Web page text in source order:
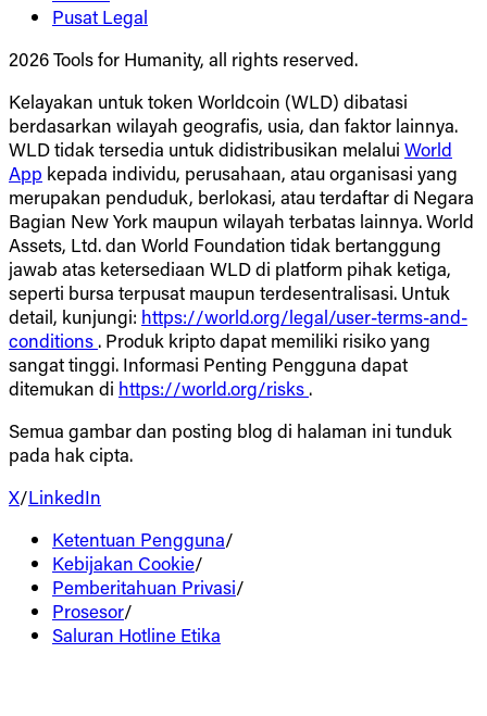
Pusat Legal
2026 Tools for Humanity, all rights reserved.
Kelayakan untuk token Worldcoin (WLD) dibatasi
berdasarkan wilayah geografis, usia, dan faktor lainnya.
WLD tidak tersedia untuk didistribusikan melalui World
App kepada individu, perusahaan, atau organisasi yang
merupakan penduduk, berlokasi, atau terdaftar di Negara
Bagian New York maupun wilayah terbatas lainnya. World
Assets, Ltd. dan World Foundation tidak bertanggung
jawab atas ketersediaan WLD di platform pihak ketiga,
seperti bursa terpusat maupun terdesentralisasi. Untuk
detail, kunjungi: https://world.org/legal/user-terms-and-
conditions . Produk kripto dapat memiliki risiko yang
sangat tinggi. Informasi Penting Pengguna dapat
ditemukan di https://world.org/risks .
Semua gambar dan posting blog di halaman ini tunduk
pada hak cipta.
X/LinkedIn
Ketentuan Pengguna/
Kebijakan Cookie/
Pemberitahuan Privasi/
Prosesor/
Saluran Hotline Etika